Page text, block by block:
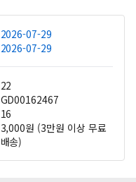
2026-07-29
2026-07-29
22
GD00162467
16
3,000원 (3만원 이상 무료
배송)